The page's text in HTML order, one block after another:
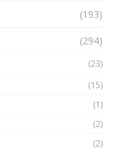
(193)
(294)
(23)
(15)
(1)
(2)
(2)